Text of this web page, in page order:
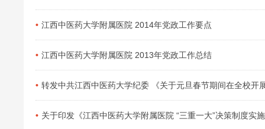
江西中医药大学附属医院 2014年党政工作要点
江西中医药大学附属医院 2013年党政工作总结
转发中共江西中医药大学纪委 《关于元旦春节期间在全校开展公款送
关于印发《江西中医药大学附属医院 “三重一大”决策制度实